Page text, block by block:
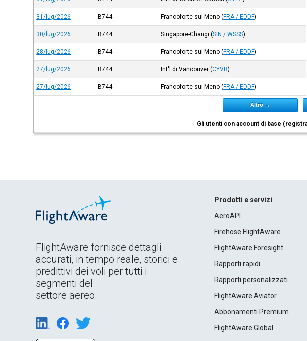
31/lug/2026 B744 Francoforte sul Meno (FRA / EDDF)
30/lug/2026 B744 Singapore-Changi (SIN / WSSS)
28/lug/2026 B744 Francoforte sul Meno (FRA / EDDF)
27/lug/2026 B744 Int'l di Vancouver (CYVR)
27/lug/2026 B744 Francoforte sul Meno (FRA / EDDF)
Altro →
Gli utenti con account di base
FlightAware fornisce dettagli
accurati, in tempo reale, storici e
predittivi dei voli per tutti i
segmenti del
settore aereo.
Prodotti e servizi
AeroAPI
Firehose FlightAware
FlightAware Foresight
Rapporti rapidi
Rapporti personalizzati
FlightAware Aviator
Abbonamenti Premium
FlightAware Global